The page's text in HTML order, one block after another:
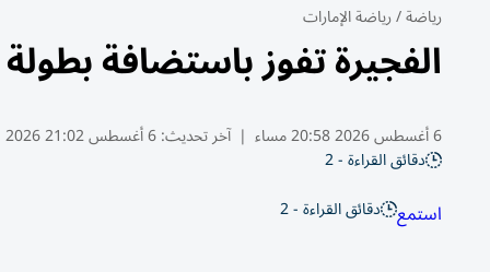
رياضة/رياضة الإمارات
الفجيرة تفوز باستضافة
6 أغسطس 2026 20:58 مساء | آخر تحديث:6 أغسطس 21:02 2026
دقائق القراءة - 2
استمع دقائق القراءة - 2